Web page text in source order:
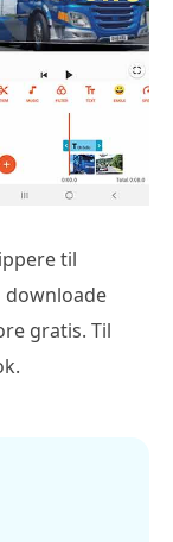
til
downloade
gratis. Til